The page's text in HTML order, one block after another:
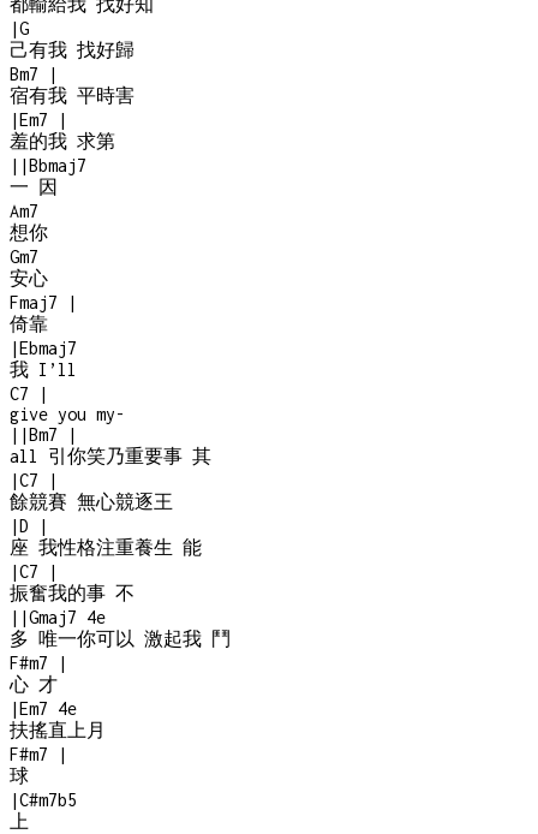
都輸給我 找好知
|G
己有我 找好歸
Bm7
|
宿有我 平時害
|Em7
|
羞的我 求第
| |Bbmaj7
一 因
Am7
想你
Gm7
安心
Fmaj7
|
倚靠
|Ebmaj7
我 I’ll
C7
|
give you my-
| |Bm7
|
all 引你笑乃重要事 其
|C7
|
餘競賽 無心競逐王
|D
|
座 我性格注重養生 能
|C7
|
振奮我的事 不
| |Gmaj7 4e
多 唯一你可以 激起我 鬥
F#m7
|
心 才
|Em7 4e
扶搖直上月
F#m7
|
球
|C#m7b5
上